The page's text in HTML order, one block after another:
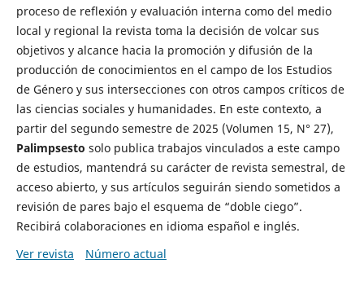
proceso de reflexión y evaluación interna como del medio
local y regional la revista toma la decisión de volcar sus
objetivos y alcance hacia la promoción y difusión de la
producción de conocimientos en el campo de los Estudios
de Género y sus intersecciones con otros campos críticos de
las ciencias sociales y humanidades. En este contexto, a
partir del segundo semestre de 2025 (Volumen 15, N° 27),
Palimpsesto solo publica trabajos vinculados a este campo
de estudios, mantendrá su carácter de revista semestral, de
acceso abierto, y sus artículos seguirán siendo sometidos a
revisión de pares bajo el esquema de “doble ciego”.
Recibirá colaboraciones en idioma español e inglés.
Ver revista
Número actual